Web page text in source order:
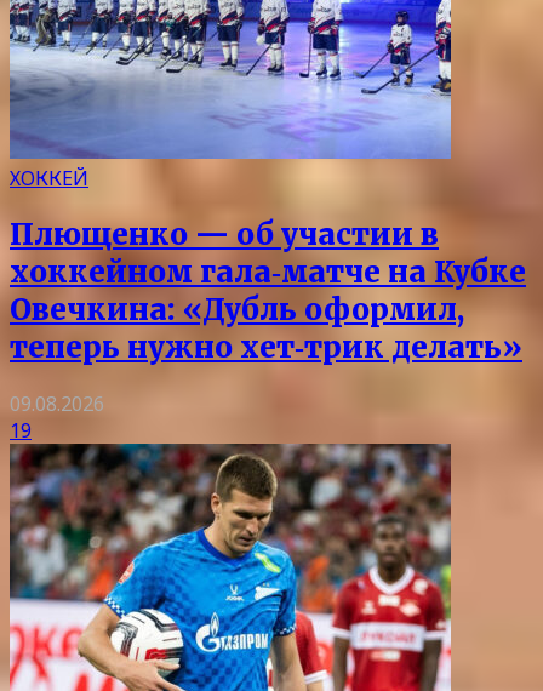
ХОККЕЙ
Плющенко — об участии в
хоккейном гала‑матче на Кубке
Овечкина: «Дубль оформил,
теперь нужно хет‑трик делать»
09.08.2026
19